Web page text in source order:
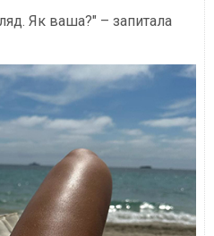
Як ваша?" – запитала